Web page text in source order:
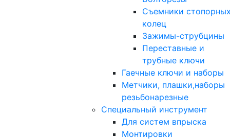
Съемники
колец
Зажимы-струбцины
Переставные и
трубные ключи
Гаечные ключи и наборы
Метчики, плашки,наборы
резьбонарезные
Специальный инструмент
Для систем впрыска
Монтировки